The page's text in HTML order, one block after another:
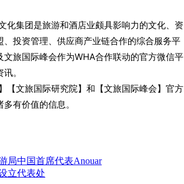
化集团是旅游和酒店业颇具影响力的文化、资
投资管理、供应商产业链合作的综合服务平
旅国际峰会作为WHA合作联动的官方微信平
。
【文旅国际研究院】和【文旅国际峰会】官方
有价值的信息。
局中国首席代表Anouar
立代表处